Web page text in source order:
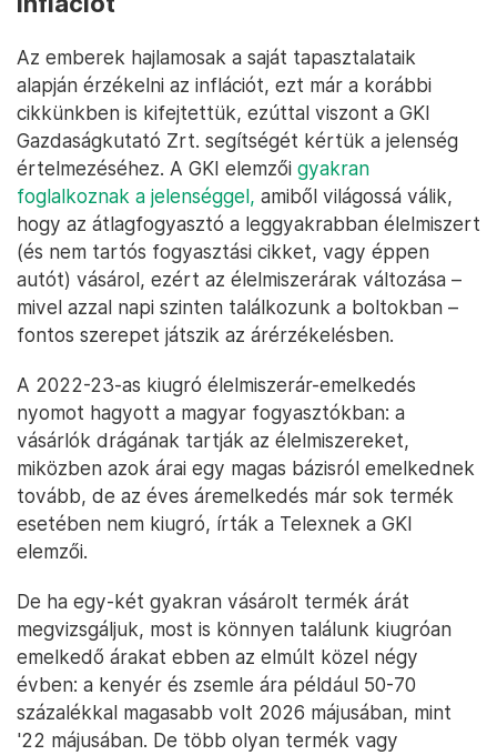
Az emberek hajlamosak a saját tapasztalataik
alapján érzékelni az inflációt, ezt már a korábbi
cikkünkben is kifejtettük, ezúttal viszont a GKI
Gazdaságkutató Zrt. segítségét kértük a jelenség
értelmezéséhez. A GKI elemzői gyakran
foglalkoznak a jelenséggel, amiből világossá válik,
hogy az átlagfogyasztó a leggyakrabban élelmiszert
(és nem tartós fogyasztási cikket, vagy éppen
autót) vásárol, ezért az élelmiszerárak változása –
mivel azzal napi szinten találkozunk a boltokban –
fontos szerepet játszik az árérzékelésben.
A 2022-23-as kiugró élelmiszerár-emelkedés
nyomot hagyott a magyar fogyasztókban: a
vásárlók drágának tartják az élelmiszereket,
miközben azok árai egy magas bázisról emelkednek
tovább, de az éves áremelkedés már sok termék
esetében nem kiugró, írták a Telexnek a GKI
elemzői.
De ha egy-két gyakran vásárolt termék árát
megvizsgáljuk, most is könnyen találunk kiugróan
emelkedő árakat ebben az elmúlt közel négy
évben: a kenyér és zsemle ára például 50-70
százalékkal magasabb volt 2026 májusában, mint
'22 májusában. De több olyan termék vagy